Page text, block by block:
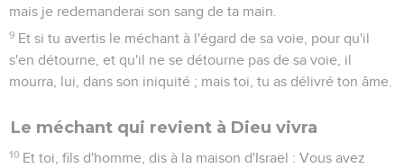
mais je redemanderai son sang de ta main.
9 Et si tu avertis le méchant à l'égard de sa voie, pour qu'il
s'en détourne, et qu'il ne se détourne pas de sa voie, il
mourra, lui, dans son iniquité ; mais toi, tu as délivré ton âme.
Le méchant qui revient à Dieu vivra
10 Et toi, fils d'homme, dis à la maison d'Israël : Vous avez